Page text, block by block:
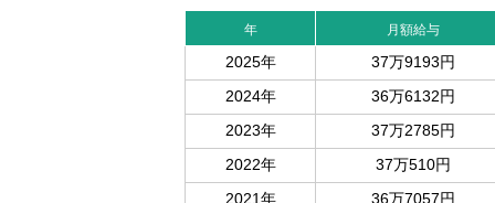
年 月額給与
2025年
37万9193円
2024年
36万6132円
2023年
37万2785円
2022年
37万510円
2021年
36万7057円